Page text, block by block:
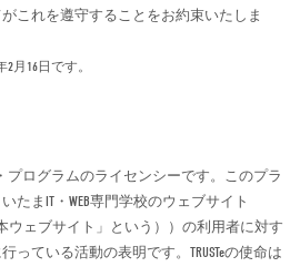
これを遵守することをお約束いたしま
月16日です。
プログラムのライセンシーです。このプラ
たまIT・WEB専門学校のウェブサイト
本ウェブサイト」という））の利用者に対す
っている活動の表明です。TRUSTeの使命は